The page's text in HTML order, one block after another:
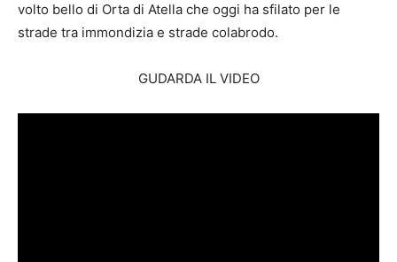
volto bello di Orta di Atella che oggi ha sfilato per le
strade tra immondizia e strade colabrodo.
GUDARDA IL VIDEO